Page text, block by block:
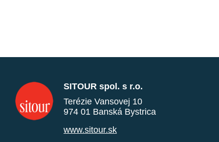
SITOUR spol. s r.o.
Terézie Vansovej 10
974 01 Banská Bystrica
www.sitour.sk